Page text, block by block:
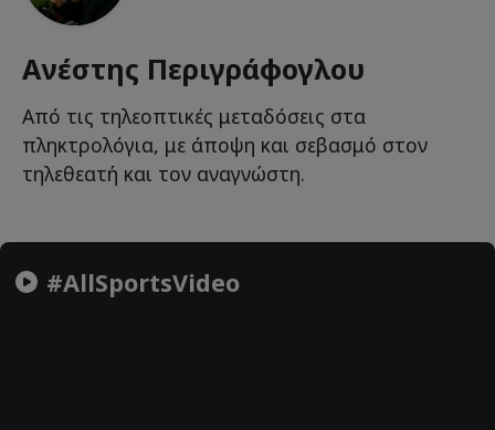
Ανέστης Περιγράφογλου
Από τις τηλεοπτικές μεταδόσεις στα
πληκτρολόγια, με άποψη και σεβασμό στον
τηλεθεατή και τον αναγνώστη.
#AllSportsVideo